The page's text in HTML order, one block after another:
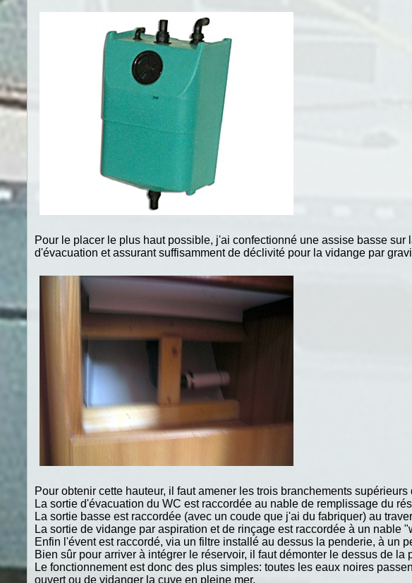
Pour le placer le plus haut possible, j'ai confectionné une assise basse
d'évacuation et assurant suffisamment de déclivité pour la vidange par
Pour obtenir cette hauteur, il faut amener les trois branchements
La sortie d'évacuation du WC est raccordée au nable de remplissage du
La sortie basse est raccordée (avec un coude que j'ai du fabriquer) au
La sortie de vidange par aspiration et de rinçage est raccordée à un nable
Enfin l'évent est raccordé, via un filtre installé au dessus la penderie, à un
Bien sûr pour arriver à intégrer le réservoir, il faut démonter le dessus de
Le fonctionnement est donc des plus simples: toutes les eaux noires
ouvert ou de vidanger la cuve en pleine mer.